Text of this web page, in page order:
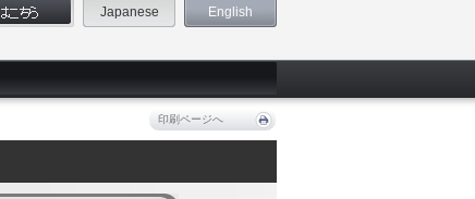
Japanese English
印刷ページへ